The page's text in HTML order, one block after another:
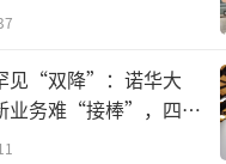
，30亿的投入也
众大厂。
育的角度来看，阿
见“双降”：诺华大
务难“接棒”，四大